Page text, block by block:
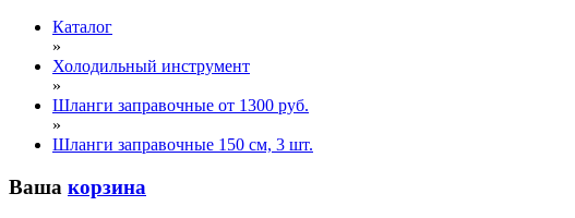
Каталог
»
Холодильный инструмент
»
Шланги заправочные от 1300 руб.
»
Шланги заправочные 150 см, 3 шт.
Ваша корзина